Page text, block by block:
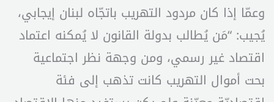
وعمّا إذا كان مردود التهريب باتجّاه لبنان إيجابي،
يُجيب: “مَن يُطالب بدولة القانون لا يُمكنه اعتماد
اقتصاد غير رسمي، ومن وجهة نظر اجتماعية
بحت أموال التهريب كانت تذهب إلى فئة